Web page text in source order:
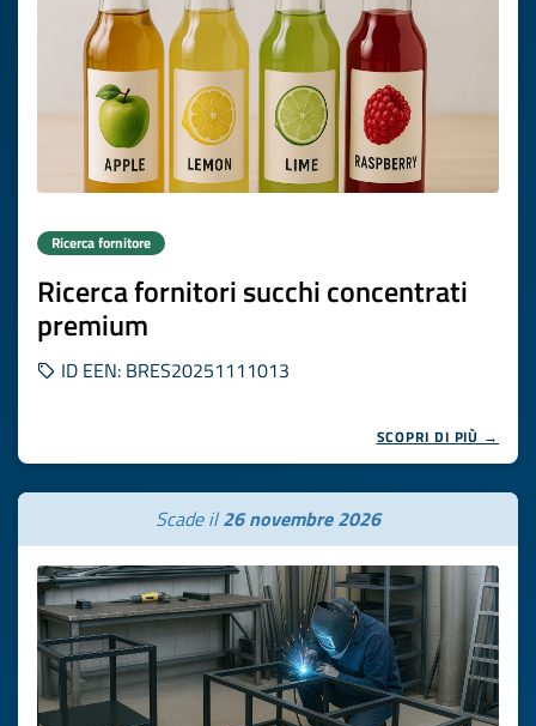
Ricerca fornitore
Ricerca fornitori succhi concentrati
premium
ID EEN: BRES20251111013
SCOPRI DI PIÙ →
Scade il26 novembre 2026